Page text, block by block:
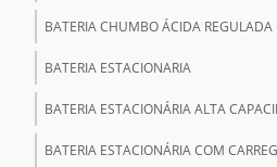
BATERIA CHUMBO ÁCIDA REGULADA
BATERIA ESTACIONARIA
BATERIA ESTACIONÁRIA ALTA
BATERIA ESTACIONÁRIA COM